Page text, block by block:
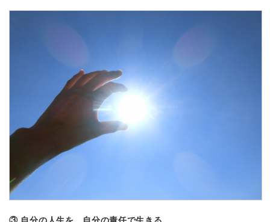
③ 自分の人生を、自分の責任で生きる